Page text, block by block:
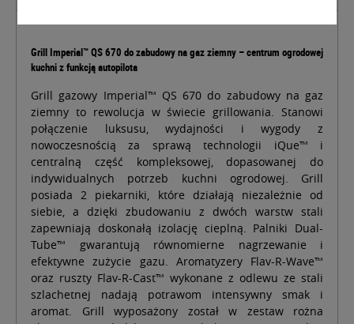
Grill Imperial™ QS 670 do zabudowy na gaz ziemny – centrum ogrodowej
kuchni z funkcją autopilota
Grill gazowy Imperial™ QS 670 do zabudowy na gaz
ziemny to rewolucja w świecie grillowania. Stanowi
połączenie luksusu, wydajności i wygody z
nowoczesnością za sprawą technologii iQue™ i
centralną część kompleksowej, dopasowanej do
indywidualnych potrzeb kuchni ogrodowej. Grill
posiada 2 piekarniki, które działają niezależnie od
siebie, a dzięki zbudowaniu z dwóch warstw stali
zapewniają doskonałą izolację cieplną. Palniki Dual-
Tube™ gwarantują równomierne nagrzewanie i
efektywne zużycie gazu. Aromatyzery Flav-R-Wave™
oraz ruszty Flav-R-Cast™ wykonane z odlewu ze stali
szlachetnej nadają potrawom intensywny smak i
aromat. Grill wyposażony został w zestaw rożna